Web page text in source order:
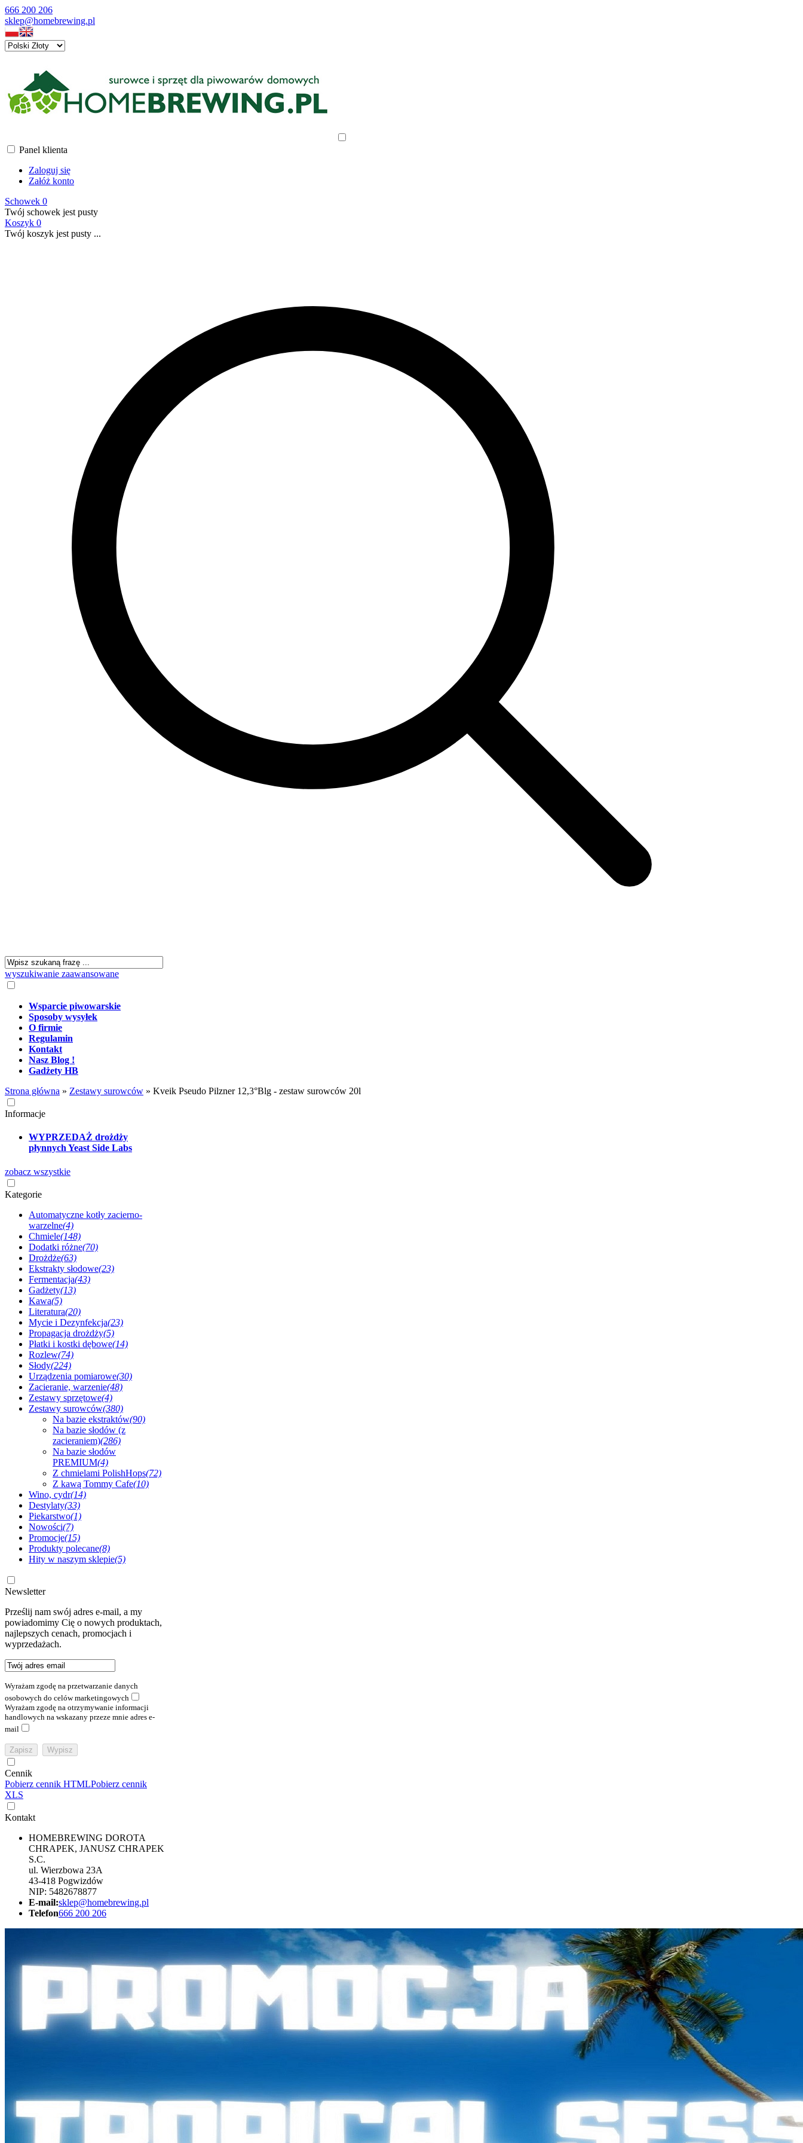
666 200 206
sklep@homebrewing.pl
Panel klienta
Zaloguj się
Załóż konto
Schowek 0
Twój schowek jest pusty
Koszyk 0
Twój koszyk jest pusty ...
wyszukiwanie zaawansowane
Wsparcie piwowarskie
Sposoby wysyłek
O firmie
Regulamin
Kontakt
Nasz Blog !
Gadżety HB
Strona główna » Zestawy surowców » Kveik Pseudo Pilzner 12,3°Blg - zestaw surowców 20l
Informacje
WYPRZEDAŻ drożdży
płynnych Yeast Side Labs
zobacz wszystkie
Kategorie
Automatyczne kotły zacierno-
warzelne(4)
Chmiele(148)
Dodatki różne(70)
Drożdże(63)
Ekstrakty słodowe(23)
Fermentacja(43)
Gadżety(13)
Kawa(5)
Literatura(20)
Mycie i Dezynfekcja(23)
Propagacja drożdży(5)
Płatki i kostki dębowe(14)
Rozlew(74)
Słody(224)
Urządzenia pomiarowe(30)
Zacieranie, warzenie(48)
Zestawy sprzętowe(4)
Zestawy surowców(380)
Na bazie ekstraktów(90)
Na bazie słodów (z
zacieraniem)(286)
Na bazie słodów
PREMIUM(4)
Z chmielami PolishHops(72)
Z kawą Tommy Cafe(10)
Wino, cydr(14)
Destylaty(33)
Piekarstwo(1)
Nowości(7)
Promocje(15)
Produkty polecane(8)
Hity w naszym sklepie(5)
Newsletter
Prześlij nam swój adres e-mail, a my
powiadomimy Cię o nowych produktach,
najlepszych cenach, promocjach i
wyprzedażach.
Wyrażam zgodę na przetwarzanie danych
osobowych do celów marketingowych
Wyrażam zgodę na otrzymywanie informacji
handlowych na wskazany przeze mnie adres e-
mail
Cennik
Pobierz cennik HTMLPobierz cennik
XLS
Kontakt
HOMEBREWING DOROTA
CHRAPEK, JANUSZ CHRAPEK
S.C.
ul. Wierzbowa 23A
43-418 Pogwizdów
NIP: 5482678877
E-mail:sklep@homebrewing.pl
Telefon666 200 206